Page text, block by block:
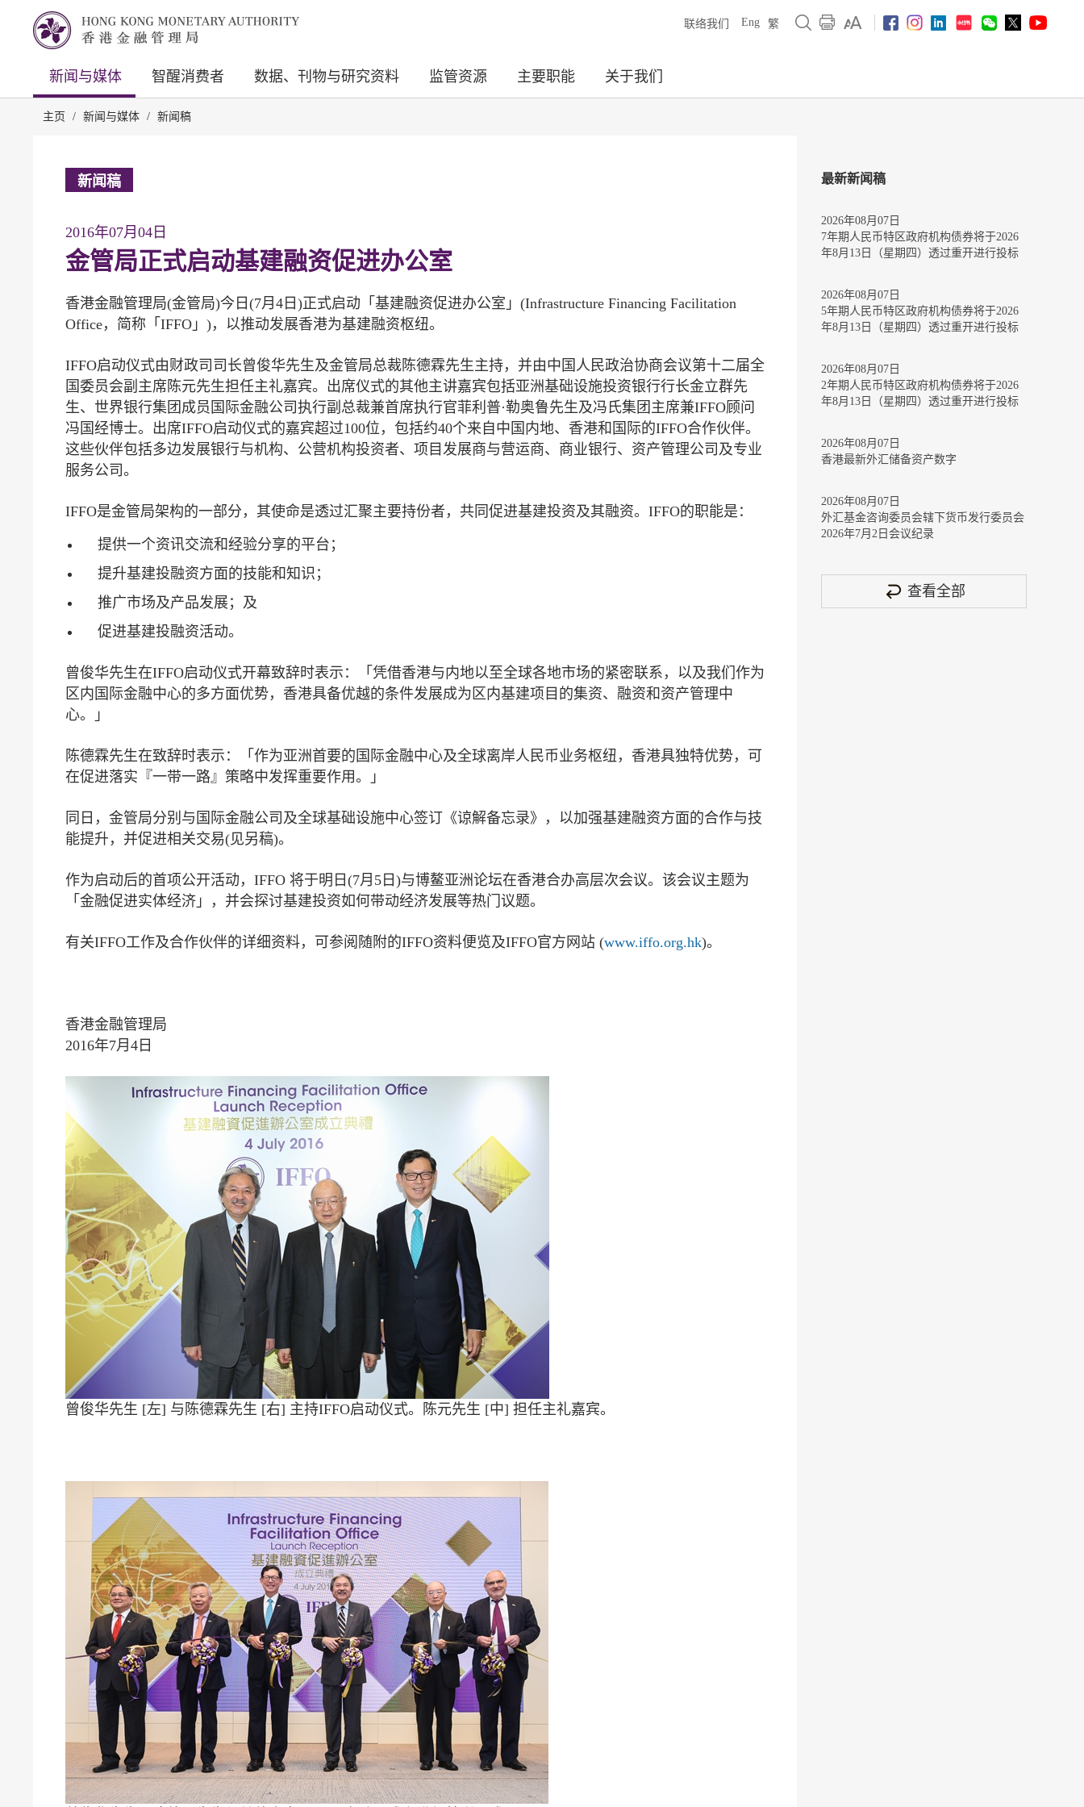
联络我们 Eng 繁
新闻与媒体 智醒消费者 数据、刊物与研究资料 监管资源 主要职能 关于我们
主页 / 新闻与媒体 / 新闻稿
新闻稿
2016年07月04日
金管局正式启动基建融资促进办公室
香港金融管理局(金管局)今日(7月4日)正式启动「基建融资促进办公室」(Infrastructure Financing Facilitation
Office，简称「IFFO」)，以推动发展香港为基建融资枢纽。
IFFO启动仪式由财政司司长曾俊华先生及金管局总裁陈德霖先生主持，并由中国人民政治协商会议第十二届全
国委员会副主席陈元先生担任主礼嘉宾。出席仪式的其他主讲嘉宾包括亚洲基础设施投资银行行长金立群先
生、世界银行集团成员国际金融公司执行副总裁兼首席执行官菲利普·勒奥鲁先生及冯氏集团主席兼IFFO顾问
冯国经博士。出席IFFO启动仪式的嘉宾超过100位，包括约40个来自中国内地、香港和国际的IFFO合作伙伴。
这些伙伴包括多边发展银行与机构、公营机构投资者、项目发展商与营运商、商业银行、资产管理公司及专业
服务公司。
IFFO是金管局架构的一部分，其使命是透过汇聚主要持份者，共同促进基建投资及其融资。IFFO的职能是：
提供一个资讯交流和经验分享的平台；
提升基建投融资方面的技能和知识；
推广市场及产品发展；及
促进基建投融资活动。
曾俊华先生在IFFO启动仪式开幕致辞时表示：「凭借香港与内地以至全球各地市场的紧密联系，以及我们作为
区内国际金融中心的多方面优势，香港具备优越的条件发展成为区内基建项目的集资、融资和资产管理中
心。」
陈德霖先生在致辞时表示：「作为亚洲首要的国际金融中心及全球离岸人民币业务枢纽，香港具独特优势，可
在促进落实『一带一路』策略中发挥重要作用。」
同日，金管局分别与国际金融公司及全球基础设施中心签订《谅解备忘录》，以加强基建融资方面的合作与技
能提升，并促进相关交易(见另稿)。
作为启动后的首项公开活动，IFFO 将于明日(7月5日)与博鳌亚洲论坛在香港合办高层次会议。该会议主题为
「金融促进实体经济」，并会探讨基建投资如何带动经济发展等热门议题。
有关IFFO工作及合作伙伴的详细资料，可参阅随附的IFFO资料便览及IFFO官方网站 (www.iffo.org.hk)。
香港金融管理局
2016年7月4日
曾俊华先生 [左] 与陈德霖先生 [右] 主持IFFO启动仪式。陈元先生 [中] 担任主礼嘉宾。
最新新闻稿
2026年08月07日
7年期人民币特区政府机构债券将于2026
年8月13日（星期四）透过重开进行投标
2026年08月07日
5年期人民币特区政府机构债券将于2026
年8月13日（星期四）透过重开进行投标
2026年08月07日
2年期人民币特区政府机构债券将于2026
年8月13日（星期四）透过重开进行投标
2026年08月07日
香港最新外汇储备资产数字
2026年08月07日
外汇基金咨询委员会辖下货币发行委员会
2026年7月2日会议纪录
查看全部